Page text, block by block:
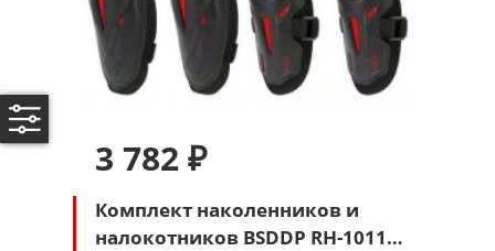
3 782 ₽
Комплект наколенников и
налокотников BSDDP RH-1011